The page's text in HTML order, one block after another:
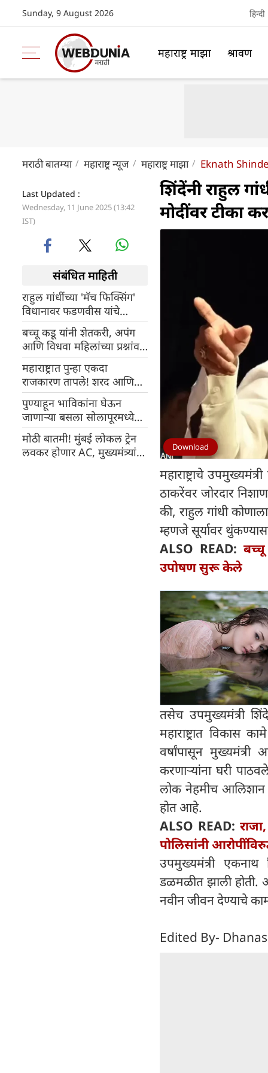
Sunday, 9 August 2026 हिन्दी
महाराष्ट्र माझा श्रावण
मराठी बातम्या महाराष्ट्र न्यूज महाराष्ट्र माझा Eknath
Last Updated :
Wednesday, 11 June 2025 (13:42
IST)
संबंधित माहिती
राहुल गांधींच्या 'मॅच फिक्सिंग'
विधानावर फडणवीस यांचे
प्रत्युत्तर, जनतेचा अपमान
असल्याचे म्हटले
बच्चू कडू यांनी शेतकरी, अपंग
आणि विधवा महिलांच्या प्रश्नांवर
उपोषण सुरू केले
महाराष्ट्रात पुन्हा एकदा
राजकारण तापले! शरद आणि
अजित पवार गट एकत्र येऊ
शकतात का?
पुण्याहून भाविकांना घेऊन
जाणाऱ्या बसला सोलापूरमध्ये
भीषण अपघात
मोठी बातमी! मुंबई लोकल ट्रेन
लवकर होणार AC, मुख्यमंत्र्यांनी
शिंदेंनी राहुल
मोदींवर टीका
Download
महाराष्ट्राचे
ठाकरेंवर जोरदार
की, राहुल गांधी
म्हणजे सूर्यावर
ALSO READ:
उपोषण सुरू केले
तसेच उपमुख्यमंत्री
महाराष्ट्रात विकास
वर्षांपासून मुख्यमंत्री
करणाऱ्यांना घरी
लोक नेहमीच आलिशान
होत आहे.
ALSO READ:
पोलिसांनी
उपमुख्यमंत्री एकनाथ
डळमळीत झाली होती.
नवीन जीवन देण्याचे
Edited By-